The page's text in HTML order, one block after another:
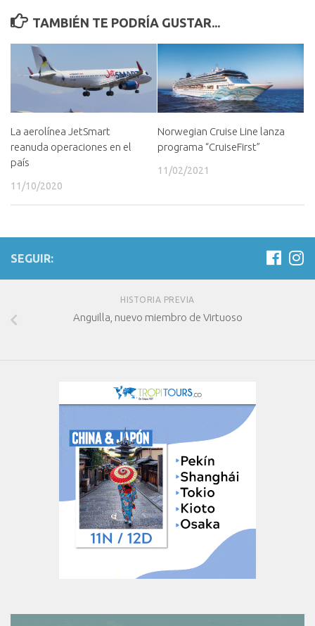
TAMBIÉN TE PODRÍA GUSTAR...
La aerolínea JetSmart
reanuda operaciones en el
país
11/10/2020
Norwegian Cruise Line lanza
programa “CruiseFirst”
11/02/2021
SEGUIR:
HISTORIA PREVIA
Anguilla, nuevo miembro de Virtuoso